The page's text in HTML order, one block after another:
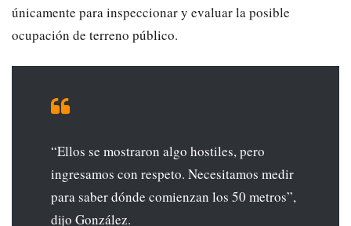
únicamente para inspeccionar y evaluar la posible
ocupación de terreno público.
“Ellos se mostraron algo hostiles, pero
ingresamos con respeto. Necesitamos medir
para saber dónde comienzan los 50 metros”,
dijo González.